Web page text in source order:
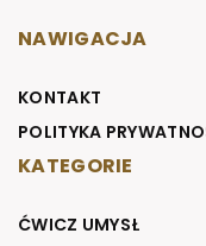
NAWIGACJA
KONTAKT
POLITYKA
KATEGORIE
ĆWICZ UMYSŁ